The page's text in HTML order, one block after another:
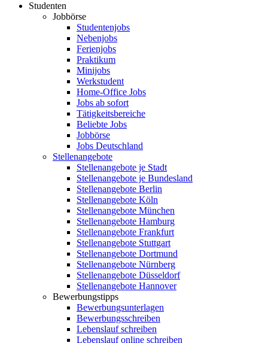
Studenten
Jobbörse
Studentenjobs
Nebenjobs
Ferienjobs
Praktikum
Minijobs
Werkstudent
Home-Office Jobs
Jobs ab sofort
Tätigkeitsbereiche
Beliebte Jobs
Jobbörse
Jobs Deutschland
Stellenangebote
Stellenangebote je Stadt
Stellenangebote je Bundesland
Stellenangebote Berlin
Stellenangebote Köln
Stellenangebote München
Stellenangebote Hamburg
Stellenangebote Frankfurt
Stellenangebote Stuttgart
Stellenangebote Dortmund
Stellenangebote Nürnberg
Stellenangebote Düsseldorf
Stellenangebote Hannover
Bewerbungstipps
Bewerbungsunterlagen
Bewerbungsschreiben
Lebenslauf schreiben
Lebenslauf online schreiben